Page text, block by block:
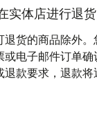
实体店进行退货
退货的商品除外
电子邮件订单
款要求，退款